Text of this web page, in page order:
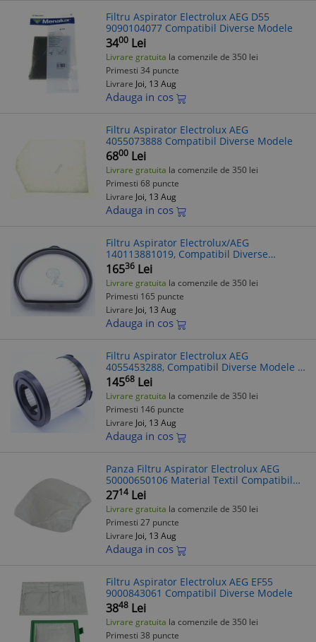
Filtru Aspirator Electrolux AEG D55
9090104077 Compatibil Diverse Modele
3400 Lei
Livrare gratuita la comenzile de 350 lei
Primesti 34 puncte
Livrare Joi, 13 Aug
Adauga in cos
Filtru Aspirator Electrolux AEG
4055073888 Compatibil Diverse Modele
6800 Lei
Livrare gratuita la comenzile de 350 lei
Primesti 68 puncte
Livrare Joi, 13 Aug
Adauga in cos
Filtru Aspirator Electrolux/AEG
140113881019, Compatibil Diverse
Modele
16536 Lei
Livrare gratuita la comenzile de 350 lei
Primesti 165 puncte
Livrare Joi, 13 Aug
Adauga in cos
Filtru Aspirator Electrolux AEG
4055453288, Compatibil Diverse Modele -
Verificare Model inainte de Comanda
14568 Lei
Livrare gratuita la comenzile de 350 lei
Primesti 146 puncte
Livrare Joi, 13 Aug
Adauga in cos
Panza Filtru Aspirator Electrolux AEG
50000650106 Material Textil Compatibil
Diverse Modele
2714 Lei
Livrare gratuita la comenzile de 350 lei
Primesti 27 puncte
Livrare Joi, 13 Aug
Adauga in cos
Filtru Aspirator Electrolux AEG EF55
9000843061 Compatibil Diverse Modele
3848 Lei
Livrare gratuita la comenzile de 350 lei
Primesti 38 puncte